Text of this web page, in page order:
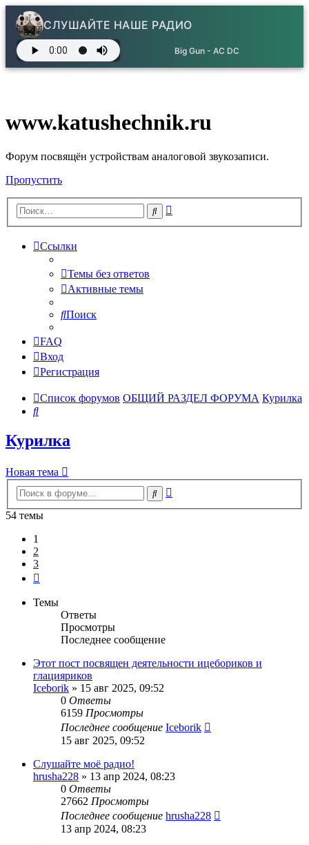
СЛУШАЙТЕ НАШЕ РАДИО
Big Gun - AC DC
www.katushechnik.ru
Форум посвящён устройствам аналоговой звукозаписи.
Пропустить
Поиск
Ссылки
Темы без ответов
Активные темы
Поиск
FAQ
Вход
Регистрация
Список форумов ОБЩИЙ РАЗДЕЛ ФОРУМА Курилка
Поиск
Курилка
Новая тема
Поиск
54 темы
1
2
3
Темы
Ответы
Просмотры
Последнее сообщение
Этот пост посвящен деятельности ицебориков и
глацияриков
Iceborik » 15 авг 2025, 09:52
0 Ответы
6159 Просмотры
Последнее сообщение Iceborik
15 авг 2025, 09:52
Слушайте моё радио!
hrusha228 » 13 апр 2024, 08:23
0 Ответы
27662 Просмотры
Последнее сообщение hrusha228
13 апр 2024, 08:23